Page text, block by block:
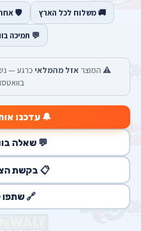
🚚 משלוח לכל הארץ 🛡️
💬 תמיכה
⚠️ המוצר אזל מהמלאי כרגע —
🔔 עדכנו
💬 שאלה
📋 בקשת
🔗 שתפו